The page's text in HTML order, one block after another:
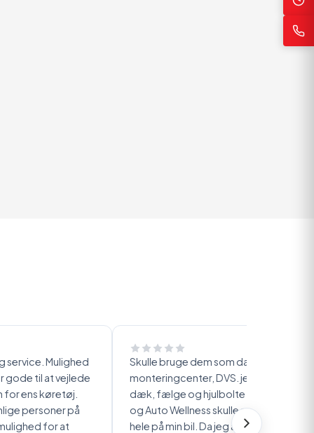
service. Mulighed
til at vejlede
ens køretøj.
personer på
for at
Skulle bruge dem som dæk
monteringcenter, DVS. jeg havde købt
dæk, fælge og hjulbolte et andet sted
og Auto Wellness skulle så montere det
hele på min bil. Da jeg ankom var det